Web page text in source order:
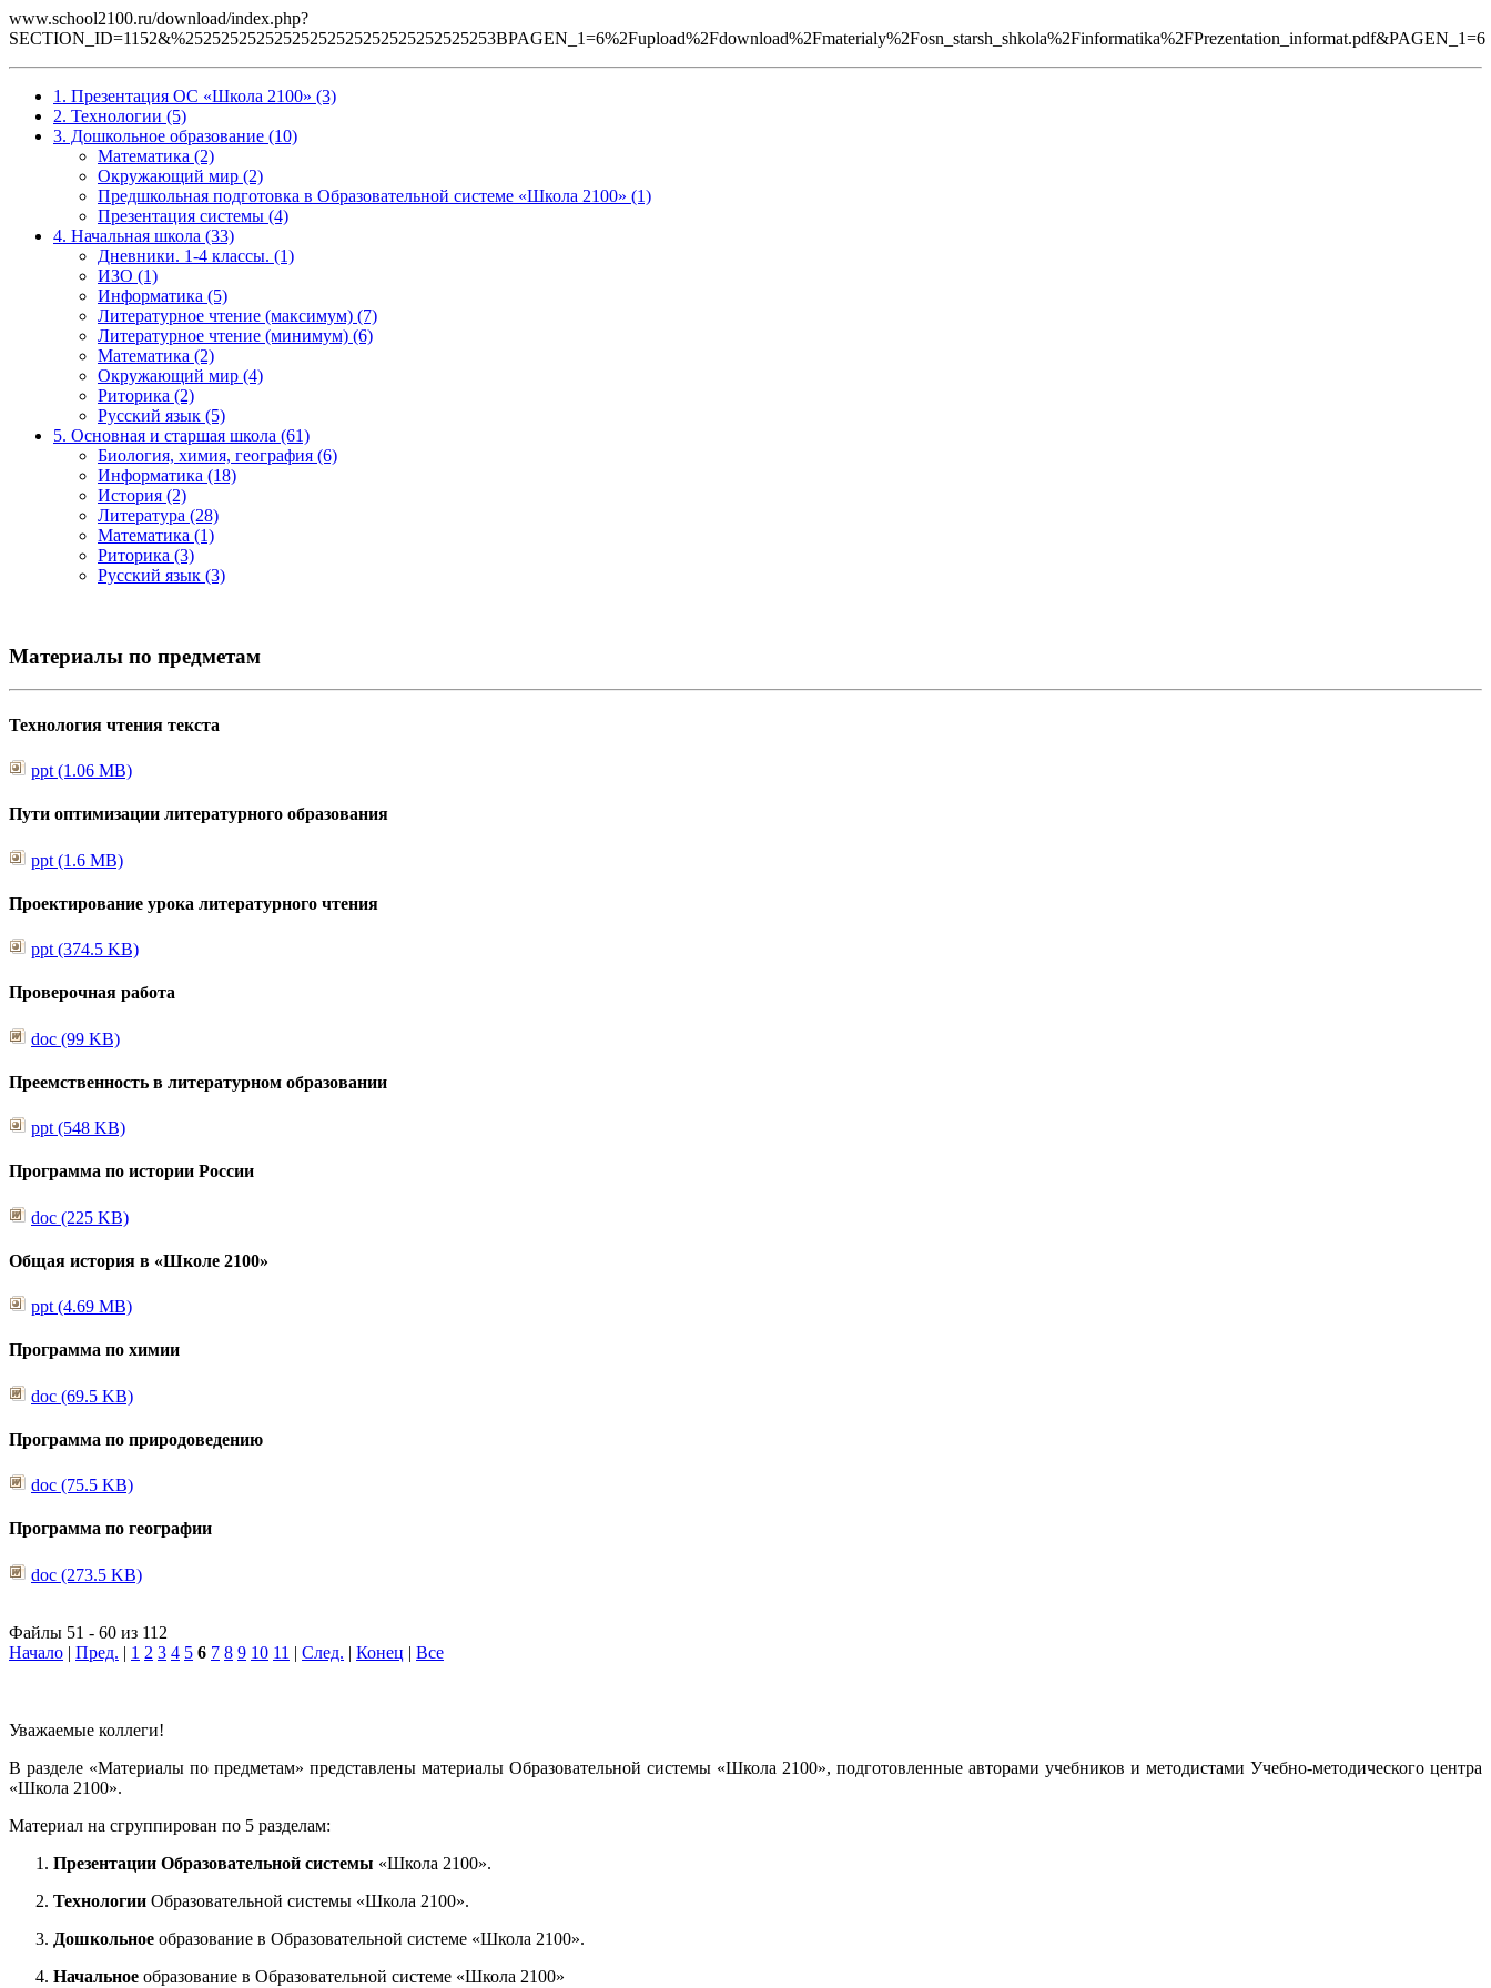
www.school2100.ru/download/index.php?
SECTION_ID=1152&%25252525252525252525252525252525253BPAGEN_1=6%2Fupload%2Fdownload%2Fmaterialy%2Fosn_starsh_shkola%2Finformatika%2FPrezentation_informat.pdf&PAGEN_1=6
1. Презентация ОС «Школа 2100» (3)
2. Технологии (5)
3. Дошкольное образование (10)
Математика (2)
Окружающий мир (2)
Предшкольная подготовка в Образовательной системе «Школа 2100» (1)
Презентация системы (4)
4. Начальная школа (33)
Дневники. 1-4 классы. (1)
ИЗО (1)
Информатика (5)
Литературное чтение (максимум) (7)
Литературное чтение (минимум) (6)
Математика (2)
Окружающий мир (4)
Риторика (2)
Русский язык (5)
5. Основная и старшая школа (61)
Биология, химия, география (6)
Информатика (18)
История (2)
Литература (28)
Математика (1)
Риторика (3)
Русский язык (3)
Материалы по предметам
Технология чтения текста
ppt (1.06 MB)
Пути оптимизации литературного образования
ppt (1.6 MB)
Проектирование урока литературного чтения
ppt (374.5 KB)
Проверочная работа
doc (99 KB)
Преемственность в литературном образовании
ppt (548 KB)
Программа по истории России
doc (225 KB)
Общая история в «Школе 2100»
ppt (4.69 MB)
Программа по химии
doc (69.5 KB)
Программа по природоведению
doc (75.5 KB)
Программа по географии
doc (273.5 KB)
Файлы 51 - 60 из 112
Начало | Пред. | 1 2 3 4 5 6 7 8 9 10 11 | След. | Конец | Все
Уважаемые коллеги!
В разделе «Материалы по предметам» представлены материалы Образовательной системы «Школа 2100», подготовленные авторами учебников и методистами Учебно-методического центра
«Школа 2100».
Материал на сгруппирован по 5 разделам:
Презентации Образовательной системы «Школа 2100».
Технологии Образовательной системы «Школа 2100».
Дошкольное образование в Образовательной системе «Школа 2100».
Начальное образование в Образовательной системе «Школа 2100»